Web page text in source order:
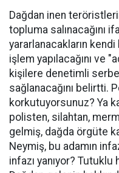
Dağdan inen
topluma salınacağını
yararlanacakların kendi
işlem yapılacağını ve
kişilere denetimli
sağlanacağını belirtti.
korkutuyorsunuz? Ya
polisten, silahtan,
gelmiş, dağda örgüte
Neymiş, bu adamın
infazı yanıyor? Tutuklu